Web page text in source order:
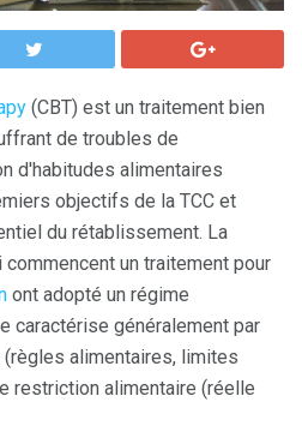
(CBT) est un traitement bien
de troubles de
d'habitudes alimentaires
objectifs de la TCC et
du rétablissement. La
un traitement pour
ont adopté un régime
caractérise généralement par
alimentaires, limites
restriction alimentaire (réelle